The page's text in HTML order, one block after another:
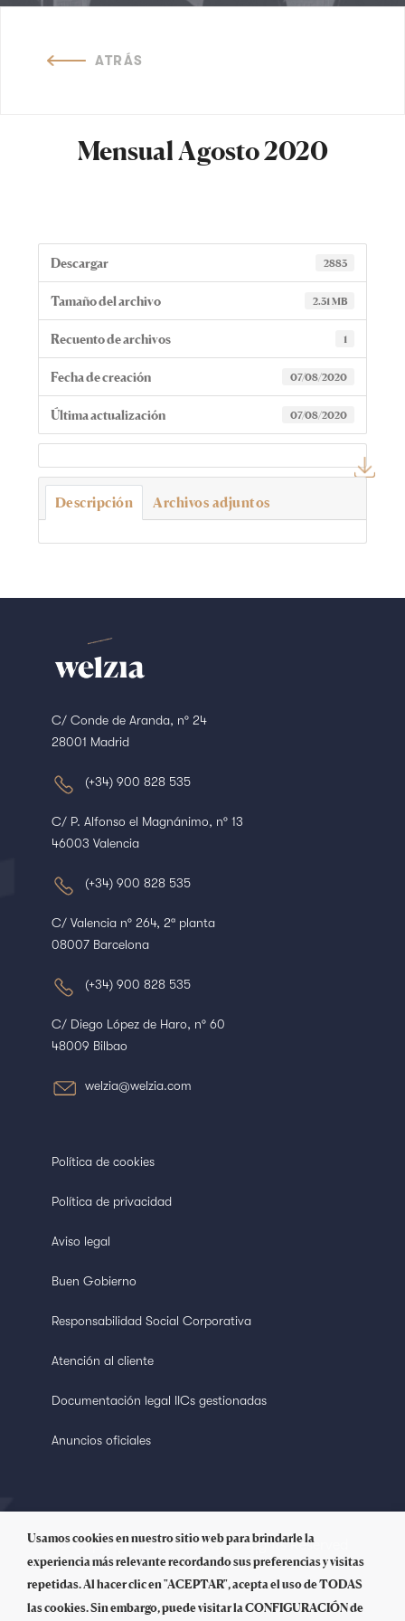
ATRÁS
Mensual Agosto 2020
Descargar 2883
Tamaño del archivo 2.31 MB
Recuento de archivos 1
Fecha de creación 07/08/2020
Última actualización 07/08/2020
Descripción Archivos adjuntos
C/ Conde de Aranda, nº 24
28001 Madrid
(+34) 900 828 535
C/ P. Alfonso el Magnánimo, nº 13
46003 Valencia
(+34) 900 828 535
C/ Valencia nº 264, 2ª planta
08007 Barcelona
(+34) 900 828 535
C/ Diego López de Haro, nº 60
48009 Bilbao
welzia@welzia.com
Política de cookies
Política de privacidad
Aviso legal
Buen Gobierno
Responsabilidad Social Corporativa
Atención al cliente
Documentación legal IICs gestionadas
Anuncios oficiales
© Copyright 2018 Welzia. All Rights Reserved
Usamos cookies en nuestro sitio web para brindarle la
experiencia más relevante recordando sus preferencias y visitas
repetidas. Al hacer clic en "ACEPTAR", acepta el uso de TODAS
las cookies. Sin embargo, puede visitar la CONFIGURACIÓN de